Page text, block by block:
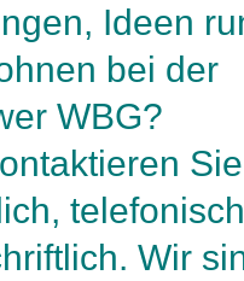
Ideen
bei der
WBG?
telefonisch
Wir